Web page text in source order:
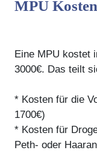
MPU
Eine MPU kostet
3000€. Das teilt
* Kosten für die
1700€)
* Kosten für
Peth- oder